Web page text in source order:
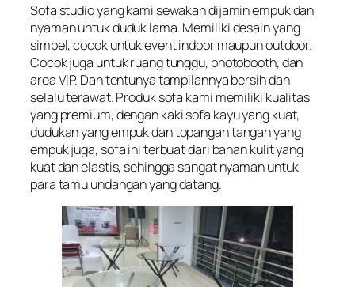
Sofa studio yang kami sewakan dijamin empuk dan
nyaman untuk duduk lama. Memiliki desain yang
simpel, cocok untuk event indoor maupun outdoor.
Cocok juga untuk ruang tunggu, photobooth, dan
area VIP. Dan tentunya tampilannya bersih dan
selalu terawat. Produk sofa kami memiliki kualitas
yang premium, dengan kaki sofa kayu yang kuat,
dudukan yang empuk dan topangan tangan yang
empuk juga, sofa ini terbuat dari bahan kulit yang
kuat dan elastis, sehingga sangat nyaman untuk
para tamu undangan yang datang.